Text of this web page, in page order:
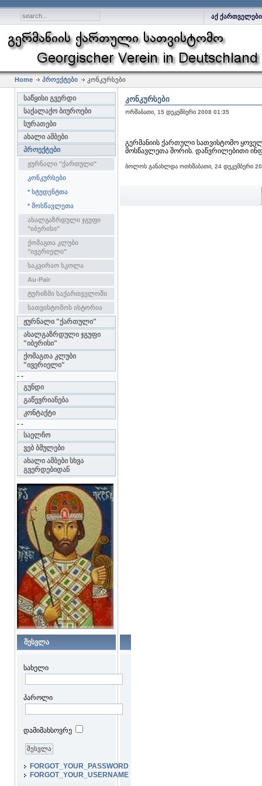
აქ
Home პროექტები კონკურსები
საწყისი გვერდი
საქალაქო ბიუროები
სურათები
ახალი ამბები
პროექტები
ჟურნალი "ქართული"
კონკურსები
* სტუდენტთა
* მოსწავლეთა
ახალგაზრდული ჯგუფი
"იბერისი"
ქომაგთა კლუბი
"ივერიელი"
საკვირაო სკოლა
Au-Pair
ტურიზმი საქართველოში
სათვისტომოს ისტორია
ჟურნალი "ქართული"
ახალგაზრდული ჯგუფი
"იბერისი"
ქომაგთა კლუბი
"ივერიელი"
- -
გუნდი
გაწევრიანება
კონტაქტი
- -
საელჩო
ვებ ბმულები
ახალი ამბები სხვა
გვერდებიდან
შესვლა
სახელი
პაროლი
დამიმახსოვრე
FORGOT_YOUR_PASSWORD
FORGOT_YOUR_USERNAME
ᲙᲝᲜᲙᲣᲠᲡᲔᲑᲘ
ორშაბათი, 15 დეკემბერი 2008 01:35
გერმანიის ქართული სათვისტომო
მოსწავლეთა შორის. დაწვრილებითი
ბოლოს განახლდა ოთხშაბათი, 24 დეკემბერი